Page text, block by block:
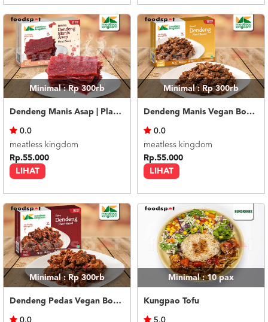
Minimal : Rp 300rb
Dendeng Manis Asap | Plant Based |
LIHAT
0.0
meatless kingdom
Rp.55.000
Minimal : Rp 300rb
Dendeng Manis Vegan Box |Plant-Based|
LIHAT
0.0
meatless kingdom
Rp.55.000
Minimal : Rp 300rb
Dendeng Pedas Vegan Box |Plant-Based|
Minimal : 10pax
Kungpao Tofu